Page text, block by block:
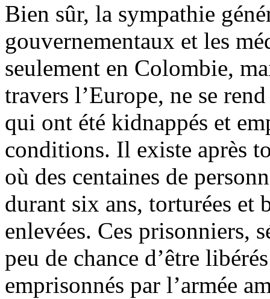
Bien sûr, la sympathie
gouvernementaux et les
seulement en Colombie,
travers l’Europe, ne se
qui ont été kidnappés et
conditions. Il existe après
où des centaines de
durant six ans, torturées et
enlevées. Ces prisonniers,
peu de chance d’être
emprisonnés par l’armée